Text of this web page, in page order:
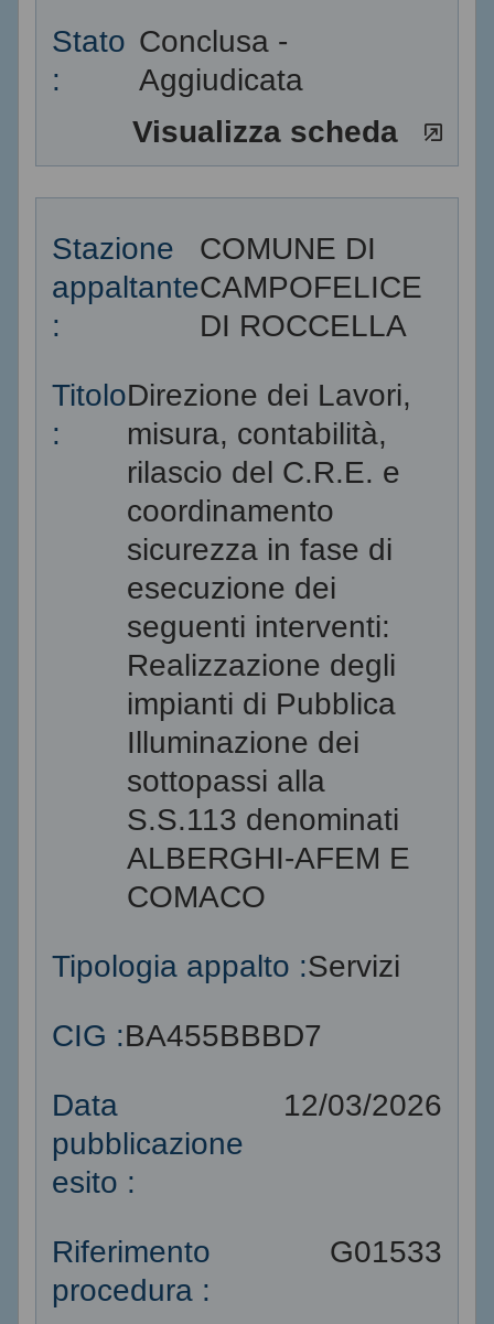
Stato
:
Conclusa -
Aggiudicata
Visualizza scheda
Stazione
appaltante
:
COMUNE DI
CAMPOFELICE
DI ROCCELLA
Titolo
:
Direzione dei Lavori,
misura, contabilità,
rilascio del C.R.E. e
coordinamento
sicurezza in fase di
esecuzione dei
seguenti interventi:
Realizzazione degli
impianti di Pubblica
Illuminazione dei
sottopassi alla
S.S.113 denominati
ALBERGHI-AFEM E
COMACO
Tipologia appalto :Servizi
CIG :BA455BBBD7
Data
pubblicazione
esito :
12/03/2026
Riferimento
procedura :
G01533